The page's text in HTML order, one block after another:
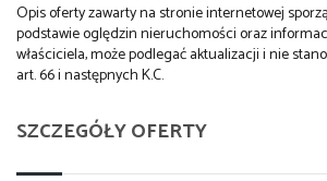
Opis oferty zawarty na stronie internetowej
podstawie oględzin nieruchomości oraz
właściciela, może podlegać aktualizacji i nie
art. 66 i następnych K.C.
SZCZEGÓŁY OFERTY